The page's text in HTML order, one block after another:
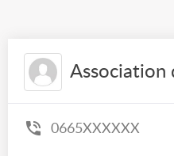
Association
0665XXXXXX